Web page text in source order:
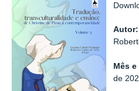
Autor:
Mês
de 2023